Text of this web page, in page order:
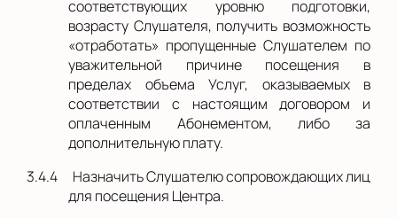
соответствующих уровню подготовки,
возрасту Слушателя, получить возможность
«отработать» пропущенные Слушателем по
уважительной причине посещения в
пределах объема Услуг, оказываемых в
соответствии с настоящим договором и
оплаченным Абонементом, либо за
дополнительную плату.
3.4.4
Назначить Слушателю сопровождающих лиц
для посещения Центра.